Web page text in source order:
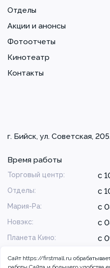
Отделы
Акции и анонсы
Фотоотчеты
Кинотеатр
Контакты
г. Бийск, ул. Советская,
Время работы
Торговый центр: с
Отделы: с
Мария-Ра: с
Новэкс: с
Планета Кино: с
Сайт https://firstmall.ru